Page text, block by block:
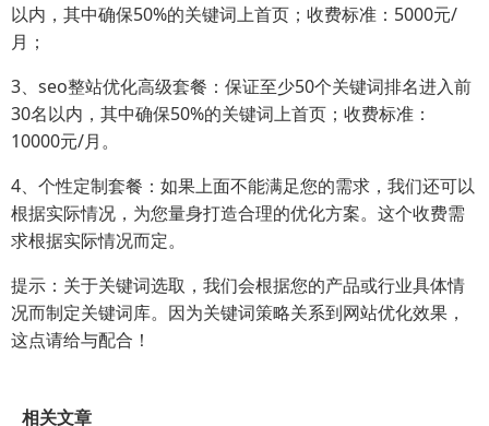
以内，其中确保50%的关键词上首页；收费标准：5000元/
月；
3、seo整站优化高级套餐：保证至少50个关键词排名进入前
30名以内，其中确保50%的关键词上首页；收费标准：
10000元/月。
4、个性定制套餐：如果上面不能满足您的需求，我们还可以
根据实际情况，为您量身打造合理的优化方案。这个收费需
求根据实际情况而定。
提示：关于关键词选取，我们会根据您的产品或行业具体情
况而制定关键词库。因为关键词策略关系到网站优化效果，
这点请给与配合！
相关文章